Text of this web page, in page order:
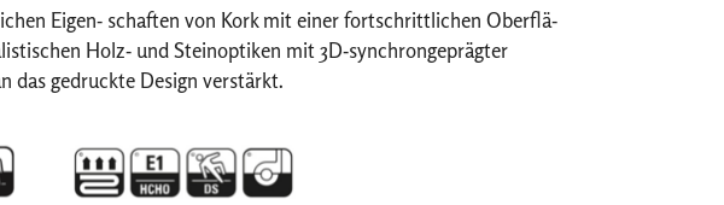
Eigen- schaften von Kork mit einer fortschrittlichen Oberflä-
Holz- und Steinoptiken mit 3D-synchrongeprägter
das gedruckte Design verstärkt.